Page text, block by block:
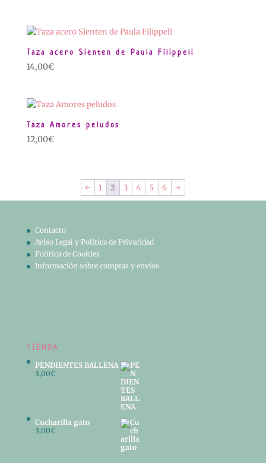
Taza acero Sienten de Paula Filippeli
14,00€
Taza Amores peludos
12,00€
← 1 2 3 4 5 6 →
Contacto
Aviso Legal y Política de Privacidad
Política de Cookies
Información sobre compras y envíos
TIENDA
PENDIENTES BALLENA
3,00€
Cucharilla gato
3,00€